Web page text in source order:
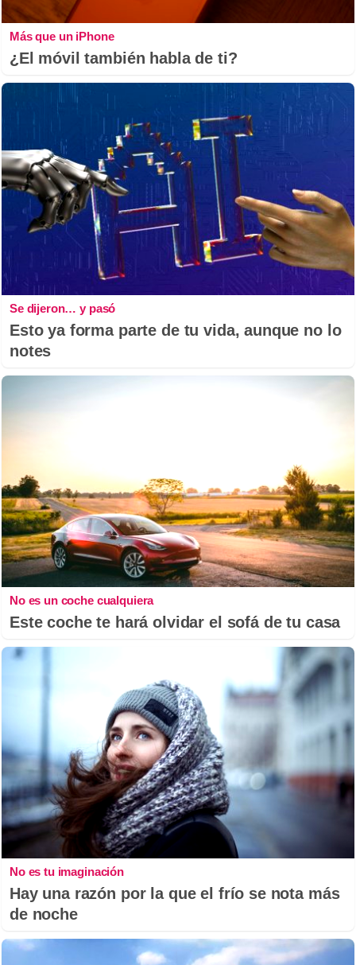
Más que un iPhone
¿El móvil también habla de ti?
Se dijeron… y pasó
Esto ya forma parte de tu vida, aunque no lo
notes
No es un coche cualquiera
Este coche te hará olvidar el sofá de tu casa
No es tu imaginación
Hay una razón por la que el frío se nota más
de noche